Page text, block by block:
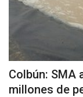
Deporte
Política
Espectáculos
Colbún: SMA
millones de